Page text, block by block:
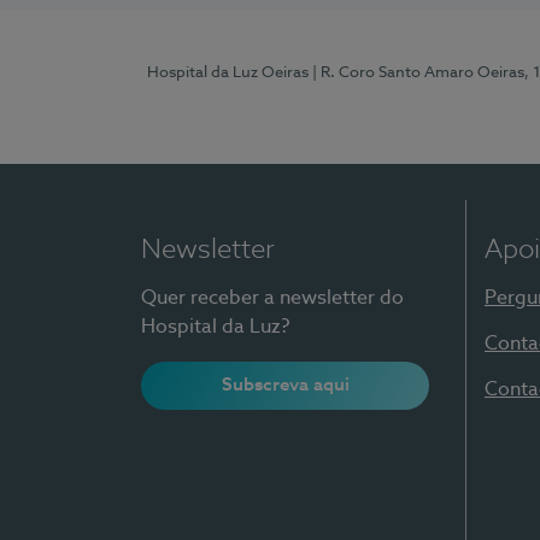
Hospital da Luz Oeiras | R. Coro Santo Amaro Oeiras,
Newsletter
Quer receber a newsletter do
Hospital da Luz?
Subscreva aqui